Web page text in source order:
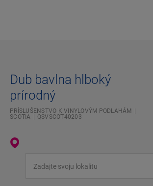
Dub bavlna hlboký
prírodný
PRÍSLUŠENSTVO K VINYLOVÝM PODLAHÁM
SCOTIA
QSVSCOT40203